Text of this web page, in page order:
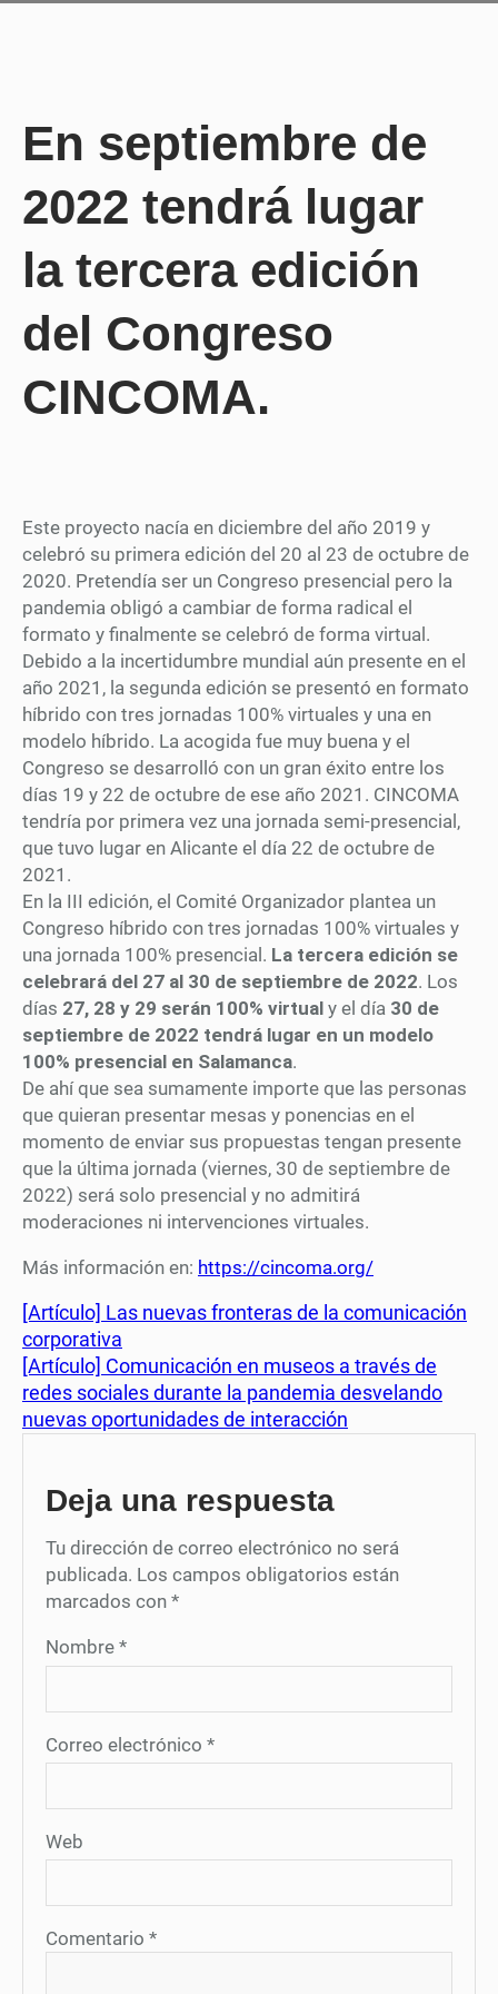
En septiembre de
2022 tendrá lugar
la tercera edición
del Congreso
CINCOMA.
Este proyecto nacía en diciembre del año 2019 y
celebró su primera edición del 20 al 23 de octubre de
2020. Pretendía ser un Congreso presencial pero la
pandemia obligó a cambiar de forma radical el
formato y finalmente se celebró de forma virtual.
Debido a la incertidumbre mundial aún presente en el
año 2021, la segunda edición se presentó en formato
híbrido con tres jornadas 100% virtuales y una en
modelo híbrido. La acogida fue muy buena y el
Congreso se desarrolló con un gran éxito entre los
días 19 y 22 de octubre de ese año 2021. CINCOMA
tendría por primera vez una jornada semi-presencial,
que tuvo lugar en Alicante el día 22 de octubre de
2021.
En la III edición, el Comité Organizador plantea un
Congreso híbrido con tres jornadas 100% virtuales y
una jornada 100% presencial. La tercera edición se
celebrará del 27 al 30 de septiembre de 2022. Los
días 27, 28 y 29 serán 100% virtual y el día 30 de
septiembre de 2022 tendrá lugar en un modelo
100% presencial en Salamanca.
De ahí que sea sumamente importe que las personas
que quieran presentar mesas y ponencias en el
momento de enviar sus propuestas tengan presente
que la última jornada (viernes, 30 de septiembre de
2022) será solo presencial y no admitirá
moderaciones ni intervenciones virtuales.
Más información en: https://cincoma.org/
[Artículo] Las nuevas fronteras de la comunicación
corporativa
[Artículo] Comunicación en museos a través de
redes sociales durante la pandemia desvelando
nuevas oportunidades de interacción
Deja una respuesta
Tu dirección de correo electrónico no será
publicada. Los campos obligatorios están
marcados con *
Nombre *
Correo electrónico *
Web
Comentario *